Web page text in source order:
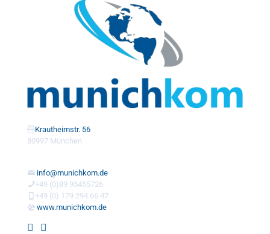
Krautheimstr. 56
80997 München
info@munichkom.de
+49 (0)89 95455726
+49 (0) 179 294 66 47
www.munichkom.de